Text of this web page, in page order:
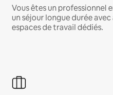
Vous êtes un professionnel
un séjour longue durée
espaces de travail dédiés.